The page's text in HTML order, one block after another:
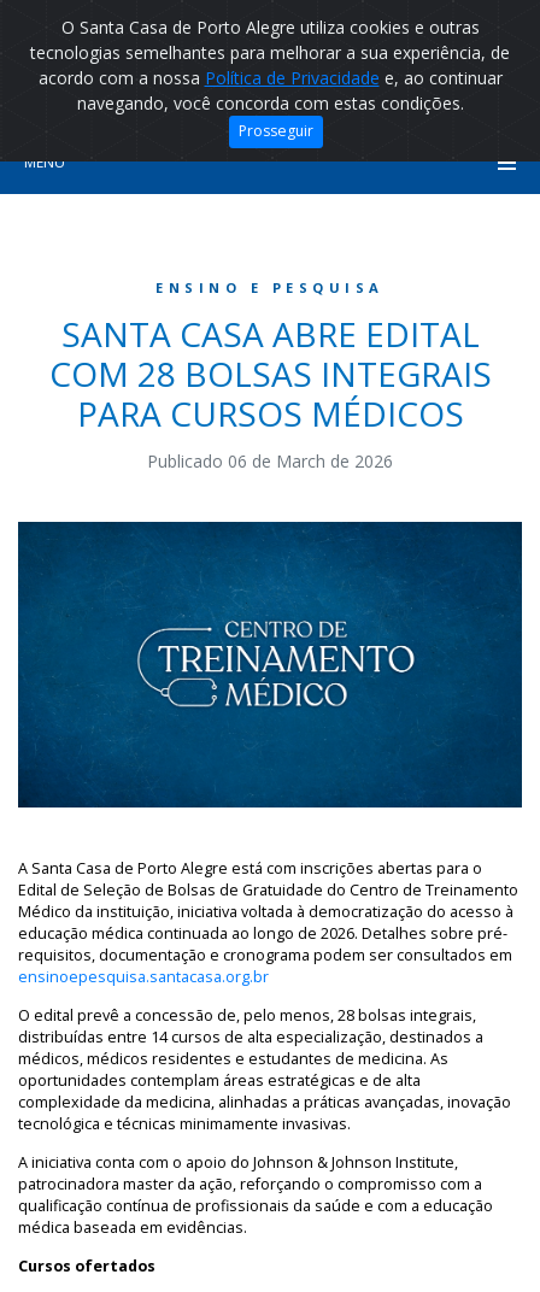
O Santa Casa de Porto Alegre utiliza cookies e outras
tecnologias semelhantes para melhorar a sua experiência, de
acordo com a nossa Política de Privacidade e, ao continuar
navegando, você concorda com estas condições.
Prosseguir
MENU
ENSINO E PESQUISA
SANTA CASA ABRE EDITAL
COM 28 BOLSAS INTEGRAIS
PARA CURSOS MÉDICOS
Publicado 06 de March de 2026
A Santa Casa de Porto Alegre está com inscrições abertas para o
Edital de Seleção de Bolsas de Gratuidade do Centro de Treinamento
Médico da instituição, iniciativa voltada à democratização do acesso à
educação médica continuada ao longo de 2026. Detalhes sobre pré-
requisitos, documentação e cronograma podem ser consultados em
ensinoepesquisa.santacasa.org.br
O edital prevê a concessão de, pelo menos, 28 bolsas integrais,
distribuídas entre 14 cursos de alta especialização, destinados a
médicos, médicos residentes e estudantes de medicina. As
oportunidades contemplam áreas estratégicas e de alta
complexidade da medicina, alinhadas a práticas avançadas, inovação
tecnológica e técnicas minimamente invasivas.
A iniciativa conta com o apoio do Johnson & Johnson Institute,
patrocinadora master da ação, reforçando o compromisso com a
qualificação contínua de profissionais da saúde e com a educação
médica baseada em evidências.
Cursos ofertados